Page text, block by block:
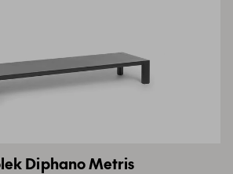
Diphano Metris